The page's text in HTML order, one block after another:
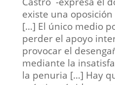
existe una
[…] El único medio
perder el apoyo
provocar el
mediante la
la penuria […] Hay